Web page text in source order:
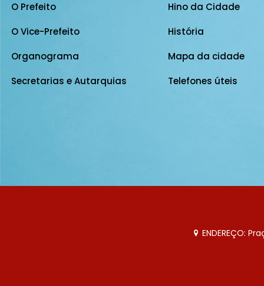
O Prefeito
O Vice-Prefeito
Organograma
Secretarias e Autarquias
Hino da Cidade
História
Mapa da cidade
Telefones úteis
ENDEREÇO: